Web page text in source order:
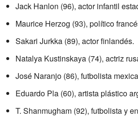
Jack Hanlon (96), actor infantil
Maurice Herzog (93), político
Sakari Jurkka (89), actor finlandés.
Natalya Kustinskaya (74), actriz
José Naranjo (86), futbolista
Eduardo Pla (60), artista plástico
T. Shanmugham (92), futbolista y